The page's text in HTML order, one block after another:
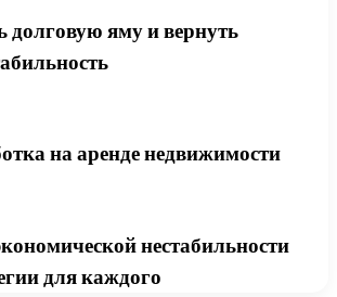
долговую яму и вернуть
на аренде недвижимости
нестабильности
для каждого